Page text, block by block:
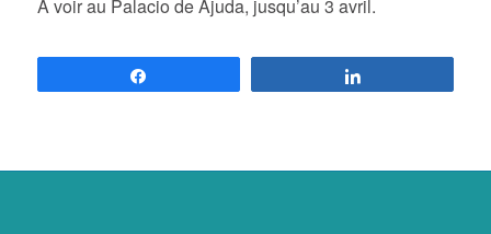
A voir au Palacio de Ajuda, jusqu’au 3 avril.